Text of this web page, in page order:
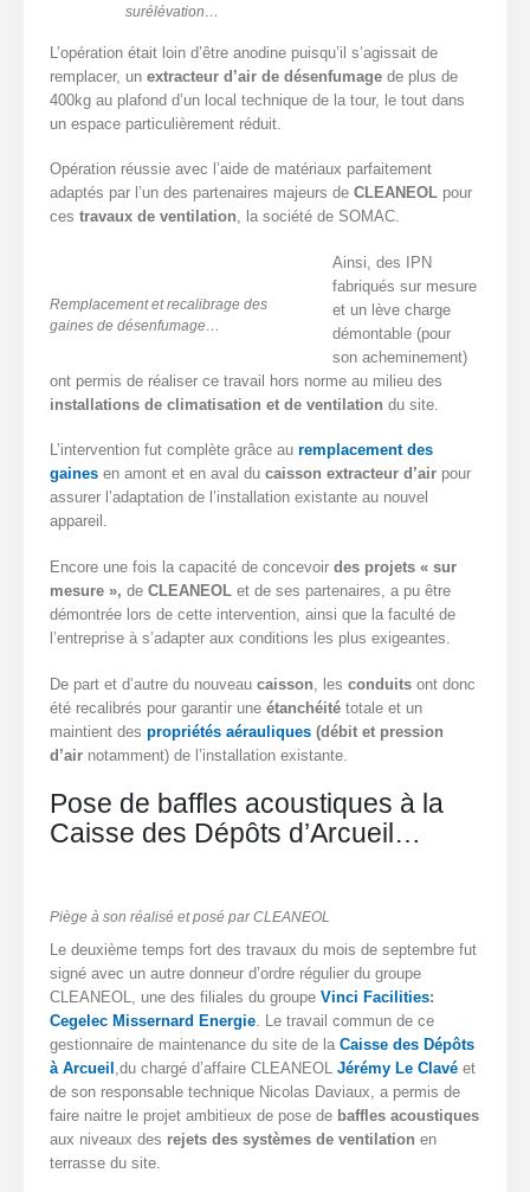
surélévation…
L’opération était loin d’être anodine puisqu’il s’agissait de
remplacer, unextracteur d’air de désenfumage de plus de
400kg au plafond d’un local technique de la tour, le tout dans
un espace particulièrement réduit.
Opération réussie avec l’aide de matériaux parfaitement
adaptés par l’un des partenaires majeurs deCLEANEOL pour
cestravaux de ventilation, la société de SOMAC.
Remplacement et recalibrage des
gaines de désenfumage…
Ainsi, des IPN
fabriqués sur mesure
et un lève charge
démontable (pour
son acheminement)
ont permis de réaliser ce travail hors norme au milieu des
installations de climatisation et de ventilation du site.
L’intervention fut complète grâce auremplacement des
gaines en amont et en aval ducaisson extracteur d’air pour
assurer l’adaptation de l’installation existante au nouvel
appareil.
Encore une fois la capacité de concevoir des projets « sur
mesure »,de CLEANEOL et de ses partenaires, a pu être
démontrée lors de cette intervention, ainsi que la faculté de
l’entreprise à s’adapter aux conditions les plus exigeantes.
De part et d’autre du nouveaucaisson , lesconduits ont donc
été recalibrés pour garantir uneétanchéité totale et un
maintient despropriétés aérauliques (débit et pression
d’air notamment) de l’installation existante.
Pose de baffles acoustiques à la
Caisse des Dépôts d’Arcueil…
Piège à son réalisé et posé par CLEANEOL
Le deuxième temps fort des travaux du mois de septembre fut
signé avec un autre donneur d’ordre régulier du groupe
CLEANEOL, une des filiales du groupeVinci Facilities:
Cegelec Missernard Energie. Le travail commun de ce
gestionnaire de maintenance du site de laCaisse des Dépôts
à Arcueil ,du chargé d’affaire CLEANEOLJérémy Le Clavé et
de son responsable technique Nicolas Daviaux, a permis de
faire naitre le projet ambitieux de pose de baffles acoustiques
aux niveaux des rejets des systèmes de ventilation en
terrasse du site.